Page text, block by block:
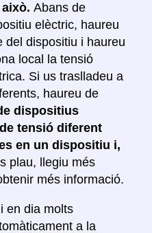
Abans de
elèctric, haureu
del dispositiu i haureu
local la tensió
Si us traslladeu a
haureu de
dispositius
tensió diferent
en un dispositiu i,
plau, llegiu més
més informació.
en dia molts
a la